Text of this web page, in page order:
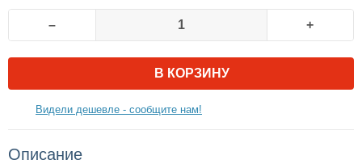
– +
В КОРЗИНУ
Видели дешевле - сообщите нам!
Описание